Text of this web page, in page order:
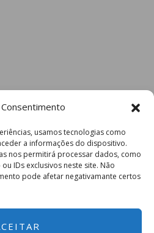
usamos tecnologias como
a informações do dispositivo.
nos permitirá processar dados, como
IDs exclusivos neste site. Não
pode afetar negativamante certos